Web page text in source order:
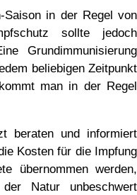
Saison in der Regel von
sollte jedoch
Grundimmunisierung
beliebigen Zeitpunkt
man in der Regel
beraten und informiert
Kosten für die Impfung
übernommen werden,
Natur unbeschwert